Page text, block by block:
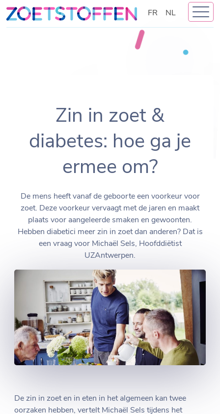
Skip
to
content
FR NL
Zin in zoet &
diabetes: hoe ga je
ermee om?
De mens heeft vanaf de geboorte een voorkeur voor
zoet. Deze voorkeur vervaagt met de jaren en maakt
plaats voor aangeleerde smaken en gewoonten.
Hebben diabetici meer zin in zoet dan anderen? Dat is
een vraag voor Michaël Sels, Hoofddiëtist
UZAntwerpen.
De zin in zoet en in eten in het algemeen kan twee
oorzaken hebben, vertelt Michaël Sels tijdens het